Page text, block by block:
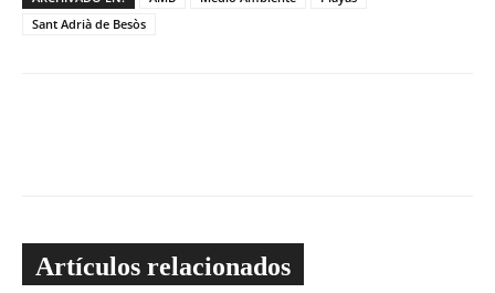
Sant Adrià de Besòs
Artículos relacionados